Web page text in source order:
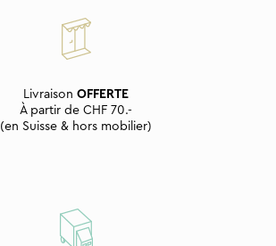
Livraison OFFERTE
À partir de CHF 70.-
(en Suisse & hors mobilier)